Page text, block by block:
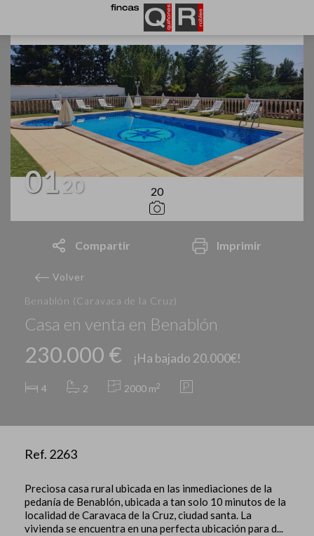
0120 20
Compartir Imprimir
Volver
Benablón (Caravaca de la Cruz)
Casa en venta en Benablón
230.000 € ¡Ha bajado 20.000€!
4 2 2000 m2
Ref. 2263
Preciosa casa rural ubicada en las inmediaciones de la
pedanía de Benablón, ubicada a tan solo 10 minutos de la
localidad de Caravaca de la Cruz, ciudad santa. La
vivienda se encuentra en una perfecta ubicación para d...